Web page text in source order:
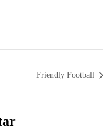
Friendly Football